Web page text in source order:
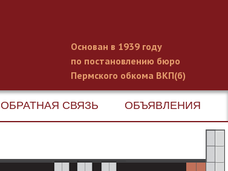
Основан в 1939 году
по постановлению бюро
Пермского обкома ВКП(б)
ОБРАТНАЯ СВЯЗЬ ОБЪЯВЛЕНИЯ